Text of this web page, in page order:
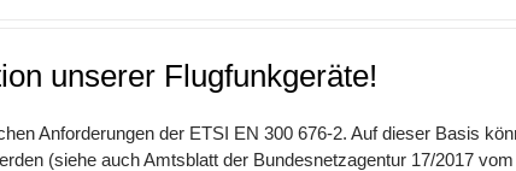
unserer Flugfunkgeräte!
Anforderungen der ETSI EN 300 676-2. Auf dieser Basis
(siehe auch Amtsblatt der Bundesnetzagentur 17/2017